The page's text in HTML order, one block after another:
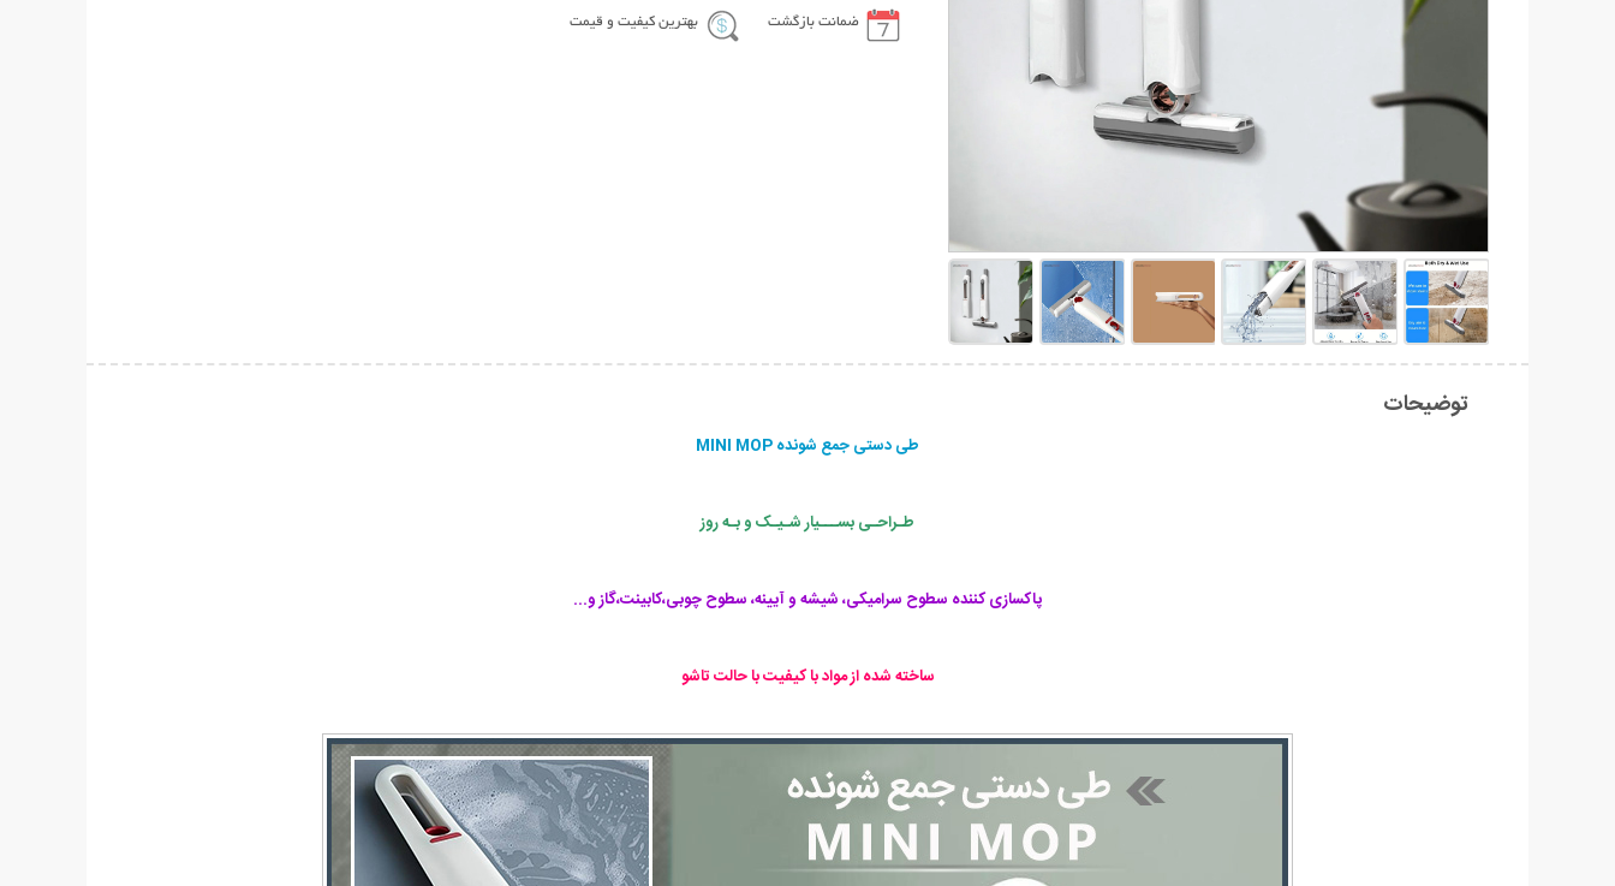
ضمانت بازگشت بهترین کیفیت و قیمت
توضیحات
طی دستی جمع شونده MINI MOP
طـراحـی بســـیار شـیـک و بـه روز
پاکسازی کننده سطوح سرامیکی، شیشه و آیینه، سطوح چوبی،کابینت،گاز و...
ساخته شده از مواد با کیفیت با حالت تاشو